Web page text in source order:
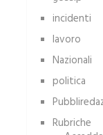
incidenti
lavoro
Nazionali
politica
Rubriche